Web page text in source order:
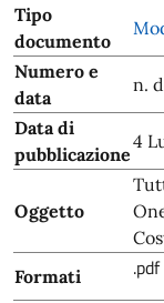
Tipo
documento
Numero e
data
n.
Data di
pubblicazione
4
Oggetto
Formati
.pdf